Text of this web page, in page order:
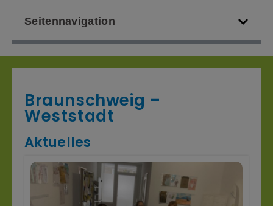
Seitennavigation
Braunschweig –
Weststadt
Aktuelles